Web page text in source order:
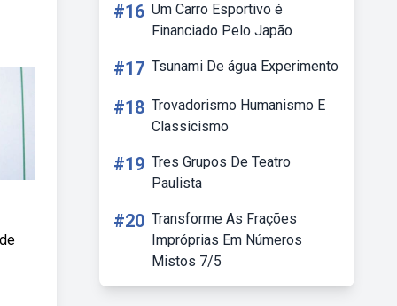
#16 Um Carro Esportivo é
Financiado Pelo Japão
#17 Tsunami De água Experimento
#18 Trovadorismo Humanismo E
Classicismo
#19 Tres Grupos De Teatro
Paulista
#20 Transforme As Frações
Impróprias Em Números
Mistos 7/5